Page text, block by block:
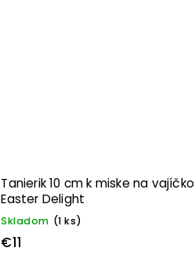
Tanierik 10 cm k miske na vajíčko
Easter Delight
Skladom (1 ks)
€11